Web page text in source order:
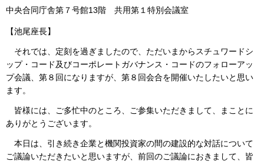
中央合同庁舎第７号館13階 共用第１特別会議室
【池尾座長】
それでは、定刻を過ぎましたので、ただいまからスチュワードシ
ップ・コード及びコーポレートガバナンス・コードのフォローアッ
プ会議、第８回になりますが、第８回会合を開催いたしたいと思い
ます。
皆様には、ご多忙中のところ、ご参集いただきまして、まことに
ありがとうございます。
本日は、引き続き企業と機関投資家の間の建設的な対話について
ご議論いただきたいと思いますが、前回のご議論におきまして、皆